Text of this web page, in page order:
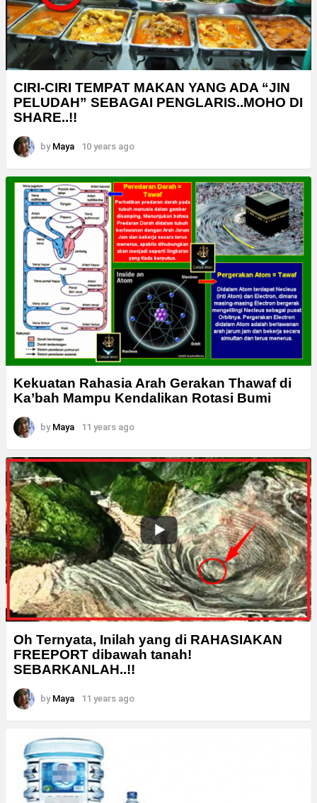
CIRI-CIRI TEMPAT MAKAN YANG ADA “JIN
PELUDAH” SEBAGAI PENGLARIS..MOHO DI
SHARE..!!
by Maya 10 years ago
Kekuatan Rahasia Arah Gerakan Thawaf di
Ka’bah Mampu Kendalikan Rotasi Bumi
by Maya 11 years ago
Oh Ternyata, Inilah yang di RAHASIAKAN
FREEPORT dibawah tanah!
SEBARKANLAH..!!
by Maya 11 years ago